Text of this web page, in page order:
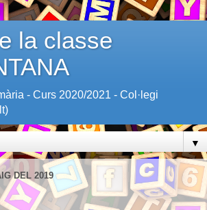
la classe
- Curs 2020/2021 - Col·legi
▼
DEL 2019